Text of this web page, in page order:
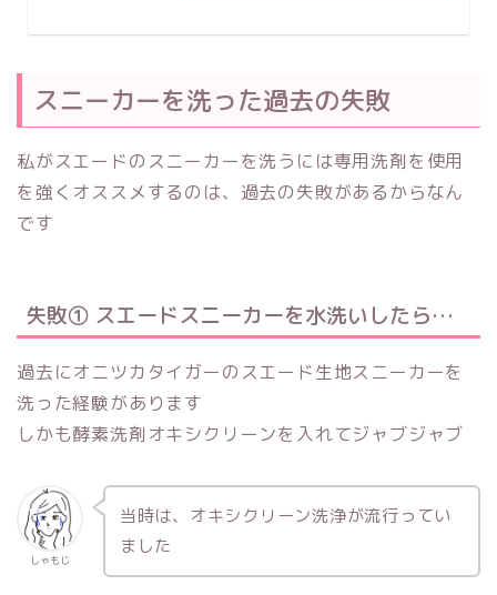
スニーカーを洗った過去の失敗
私がスエードのスニーカーを洗うには専用洗剤を使用
を強くオススメするのは、過去の失敗があるからなん
です
失敗① スエードスニーカーを水洗いしたら…
過去にオニツカタイガーのスエード生地スニーカーを
洗った経験があります
しかも酵素洗剤オキシクリーンを入れてジャブジャブ
しゃもじ
当時は、オキシクリーン洗浄が流行ってい
ました